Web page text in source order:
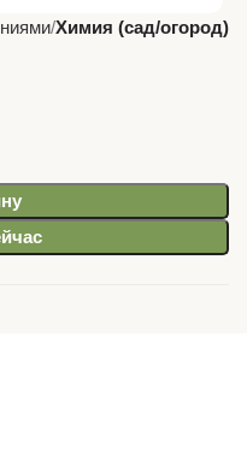
Химия (сад/огород)